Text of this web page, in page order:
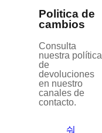
Politica de
cambios
Consulta
nuestra política
de
devoluciones
en nuestro
canales de
contacto.